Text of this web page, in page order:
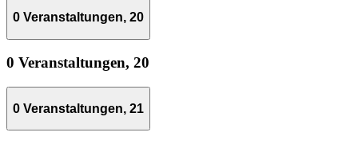
0 Veranstaltungen, 20
0 Veranstaltungen, 20
0 Veranstaltungen, 21